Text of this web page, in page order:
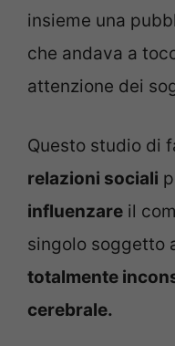
insieme una
che andava a
attenzione dei
Questo studio di
relazioni sociali
influenzare il
singolo soggetto
totalmente
cerebrale.